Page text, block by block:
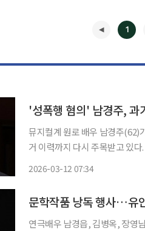
1
'성폭행 혐의' 남경주, 과
뮤지컬계 원로 배우 남경주(62)
거 이력까지 다시 주목받고 있
2026-03-12 07:34
문학작품 낭독 행사…유
연극배우 남경읍, 김병옥, 장영